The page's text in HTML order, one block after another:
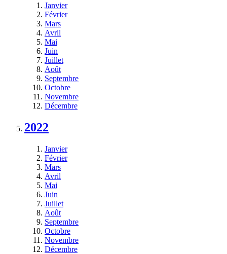
Janvier
Février
Mars
Avril
Mai
Juin
Juillet
Août
Septembre
Octobre
Novembre
Décembre
2022
Janvier
Février
Mars
Avril
Mai
Juin
Juillet
Août
Septembre
Octobre
Novembre
Décembre